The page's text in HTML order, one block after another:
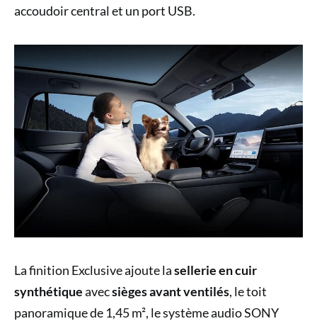
accoudoir central et un port USB.
La finition Exclusive ajoute lasellerie en cuir
synthétiqueavecsièges avant ventilés, le toit
panoramique de 1,45 m², le système audio SONY